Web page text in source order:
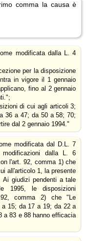
comma la causa è
modificata dalla L. 4
per la disposizione
in vigore il 1 gennaio
fino al 2 gennaio
di cui agli articoli 3;
36 a 47; da 50 a 58; 70;
dal 2 gennaio 1994."
modificata dal D.L. 7
dalla L. 6
l'art. 92, comma 1) che
all'articolo 1, la presente
Ai giudizi pendenti a tale
1995, le disposizioni
comma 2) che "Le
15; da 17 a 19; da 22 a
a 83 e 88 hanno efficacia